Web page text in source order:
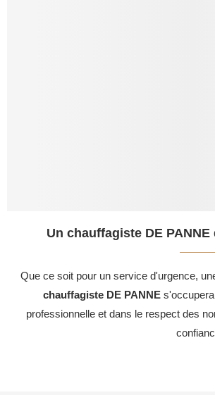
Un chauffagiste DE
Que ce soit pour un service d'urgence,
chauffagiste DE PANNEs'occupera
professionnelle et dans le respect des